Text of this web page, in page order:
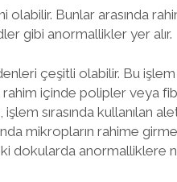
olabilir. Bunlar arasında
gibi anormallikler yer alır.
çeşitli olabilir. Bu işlem
içinde polipler veya
sırasında kullanılan
mikropların rahime
dokularda anormalliklere